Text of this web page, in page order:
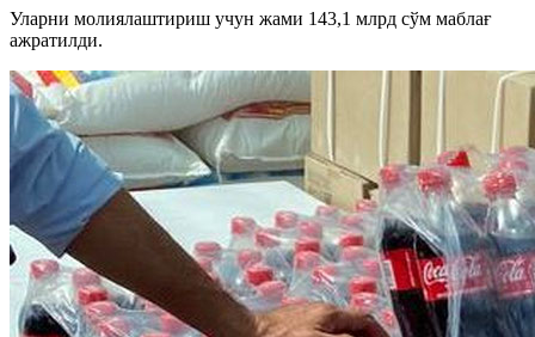
Уларни молиялаштириш учун жами 143,1 млрд сўм маблағ
ажратилди.